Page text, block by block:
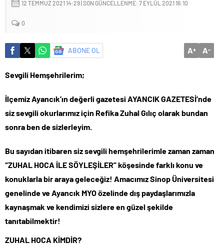
Küçük işletmeler büyük siber risklerle karşı karşıya
12 TEMMUZ 2021 14:29 | SON GÜNCELLENME: 7 EYLÜL 2021 16:10
0
ABONE OL A+ A-
Sevgili Hemşehrilerim;
İlçemiz Ayancık’ın değerli gazetesi AYANCIK GAZETESİ’nde
siz sevgili okurlarımız için Refika Zuhal Gılıç olarak bundan
sonra ben de sizlerleyim.
Bu sayıdan itibaren siz sevgili hemşehrilerimle zaman zaman
“ZUHAL HOCA İLE SÖYLEŞİLER” köşesinde farklı konu ve
konuklarla bir araya geleceğiz! Amacımız Sinop Üniversitesi
genelinde ve Ayancık MYO özelinde dış paydaşlarımızla
kaynaşmak ve kendimizi sizlere en güzel şekilde
tanıtabilmektir!
ZUHAL HOCA KİMDİR?